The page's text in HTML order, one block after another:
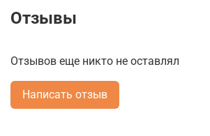
Отзывы
Отзывов еще никто не оставлял
Написать отзыв